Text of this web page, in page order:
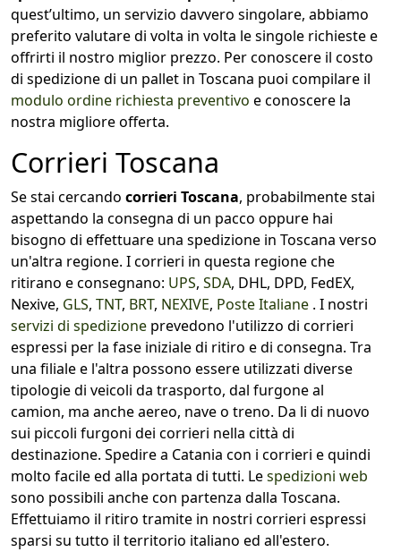
quest’ultimo, un servizio davvero singolare, abbiamo
preferito valutare di volta in volta le singole richieste e
offrirti il nostro miglior prezzo. Per conoscere il costo
di spedizione di un pallet in Toscana puoi compilare il
modulo ordine richiesta preventivo e conoscere la
nostra migliore offerta.
Corrieri Toscana
Se stai cercando corrieri Toscana, probabilmente stai
aspettando la consegna di un pacco oppure hai
bisogno di effettuare una spedizione in Toscana verso
un'altra regione. I corrieri in questa regione che
ritirano e consegnano: UPS, SDA, DHL, DPD, FedEX,
Nexive, GLS, TNT, BRT, NEXIVE, Poste Italiane . I nostri
servizi di spedizione prevedono l'utilizzo di corrieri
espressi per la fase iniziale di ritiro e di consegna. Tra
una filiale e l'altra possono essere utilizzati diverse
tipologie di veicoli da trasporto, dal furgone al
camion, ma anche aereo, nave o treno. Da li di nuovo
sui piccoli furgoni dei corrieri nella città di
destinazione. Spedire a Catania con i corrieri e quindi
molto facile ed alla portata di tutti. Lespedizioni web
sono possibili anche con partenza dalla Toscana.
Effettuiamo il ritiro tramite in nostri corrieri espressi
sparsi su tutto il territorio italiano ed all'estero.